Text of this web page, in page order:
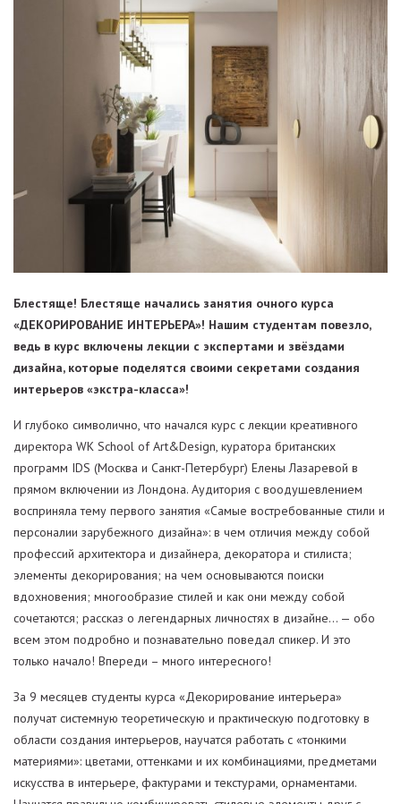
Блестяще! Блестяще начались занятия очного курса
«ДЕКОРИРОВАНИЕ ИНТЕРЬЕРА»! Нашим студентам повезло,
ведь в курс включены лекции с экспертами и звёздами
дизайна, которые поделятся своими секретами создания
интерьеров «экстра-класса»!
И глубоко символично, что начался курс с лекции креативного
директора WK School of Art&Design, куратора британских
программ IDS (Москва и Санкт-Петербург) Елены Лазаревой в
прямом включении из Лондона. Аудитория с воодушевлением
восприняла тему первого занятия «Самые востребованные стили и
персоналии зарубежного дизайна»: в чем отличия между собой
профессий архитектора и дизайнера, декоратора и стилиста;
элементы декорирования; на чем основываются поиски
вдохновения; многообразие стилей и как они между собой
сочетаются; рассказ о легендарных личностях в дизайне… — обо
всем этом подробно и познавательно поведал спикер. И это
только начало! Впереди – много интересного!
За 9 месяцев студенты курса «Декорирование интерьера»
получат системную теоретическую и практическую подготовку в
области создания интерьеров, научатся работать с «тонкими
материями»: цветами, оттенками и их комбинациями, предметами
искусства в интерьере, фактурами и текстурами, орнаментами.